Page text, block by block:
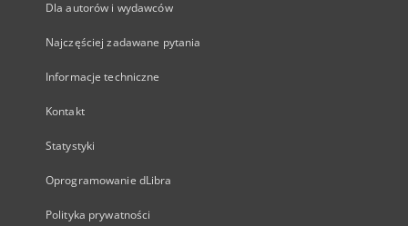
Dla autorów i wydawców
Najczęściej zadawane pytania
Informacje techniczne
Kontakt
Statystyki
Oprogramowanie dLibra
Polityka prywatności